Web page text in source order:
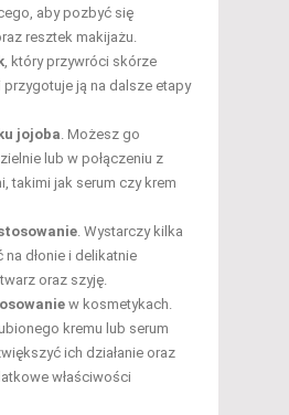
aby pozbyć się
resztek makijażu.
, który przywróci skórze
ją na dalsze etapy
jojoba . Możesz go
lub w połączeniu z
takimi jak serum czy krem
. Wystarczy kilka
dłonie i delikatnie
oraz szyję.
w kosmetykach.
kremu lub serum
ich działanie oraz
właściwości